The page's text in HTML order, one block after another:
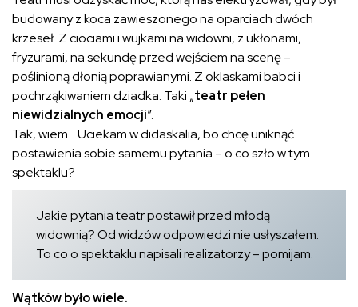
budowany z koca zawieszonego na oparciach dwóch
krzeseł. Z ciociami i wujkami na widowni, z ukłonami,
fryzurami, na sekundę przed wejściem na scenę –
poślinioną dłonią poprawianymi. Z oklaskami babci i
pochrząkiwaniem dziadka. Taki „teatr pełen
niewidzialnych emocji”.
Tak, wiem… Uciekam w didaskalia, bo chcę uniknąć
postawienia sobie samemu pytania – o co szło w tym
spektaklu?
Jakie pytania teatr postawił przed młodą
widownią? Od widzów odpowiedzi nie usłyszałem.
To co o spektaklu napisali realizatorzy – pomijam.
Wątków było wiele.